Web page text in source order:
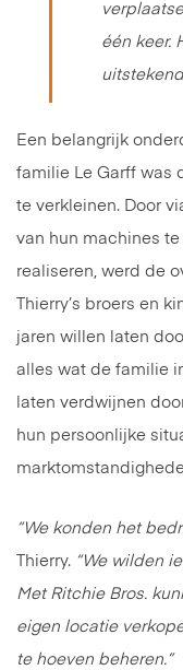
één keer.
Een belangrijk
familie Le Garff was
te verkleinen. Door
van hun machines
realiseren, werd de
Thierry’s broers en
jaren willen laten
alles wat de familie
laten verdwijnen
hun persoonlijke
“We konden het
Thierry. “We wilden
Met Ritchie Bros.
eigen locatie
te hoeven beheren.”